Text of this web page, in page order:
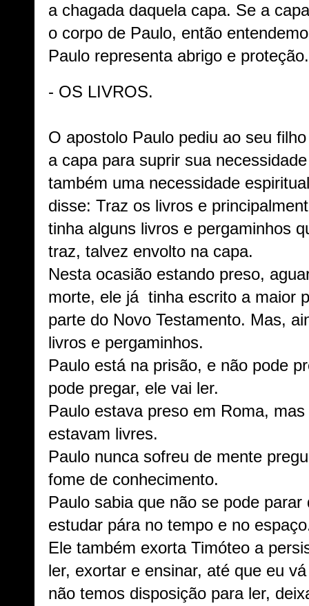
a chagada daquela capa. Se a
o corpo de Paulo, então
Paulo representa abrigo e proteção.
- OS LIVROS.
O apostolo Paulo pediu ao seu
a capa para suprir sua
também uma necessidade
disse: Traz os livros e
tinha alguns livros e pergaminhos
traz, talvez envolto na capa.
Nesta ocasião estando preso,
morte, ele já tinha escrito a maior
parte do Novo Testamento. Mas,
livros e pergaminhos.
Paulo está na prisão, e não pode
pode pregar, ele vai ler.
Paulo estava preso em Roma,
estavam livres.
Paulo nunca sofreu de mente
fome de conhecimento.
Paulo sabia que não se pode
estudar pára no tempo e no
Ele também exorta Timóteo a
ler, exortar e ensinar, até que eu
não temos disposição para ler,